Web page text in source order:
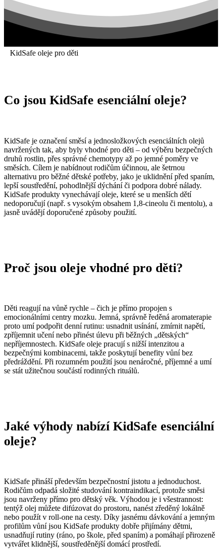
KidSafe oleje pro děti
Co jsou KidSafe esenciální oleje?
KidSafe je označení směsí a jednosložkových esenciálních olejů
navržených tak, aby byly vhodné pro děti – od výběru bezpečných
druhů rostlin, přes správné chemotypy až po jemné poměry ve
směsích. Cílem je nabídnout rodičům účinnou, ale šetrnou
alternativu pro běžné dětské potřeby, jako je uklidnění před spaním,
lepší soustředění, pohodlnější dýchání či podpora dobré nálady.
KidSafe produkty vynechávají oleje, které se u menších dětí
nedoporučují (např. s vysokým obsahem 1,8-cineolu či mentolu), a
jasně uvádějí doporučené způsoby použití.
Proč jsou oleje vhodné pro děti?
Děti reagují na vůně rychle – čich je přímo propojen s
emocionálními centry mozku. Jemná, správně ředěná aromaterapie
proto umí podpořit denní rutinu: usnadnit usínání, zmírnit napětí,
zpříjemnit učení nebo přinést úlevu při běžných „dětských“
nepříjemnostech. KidSafe oleje pracují s nižší intenzitou a
bezpečnými kombinacemi, takže poskytují benefity vůní bez
předráždění. Při rozumném použití jsou nenáročné, příjemné a umí
se stát užitečnou součástí rodinných rituálů.
Jaké výhody nabízí KidSafe esenciální
oleje?
KidSafe přináší především bezpečnostní jistotu a jednoduchost.
Rodičům odpadá složité studování kontraindikací, protože směsi
jsou navrženy přímo pro dětský věk. Výhodou je i všestrannost:
tentýž olej můžete difúzovat do prostoru, nanést zředěný lokálně
nebo použít v roll-one na cesty. Díky jasnému dávkování a jemným
profilům vůní jsou KidSafe produkty dobře přijímány dětmi,
usnadňují rutiny (ráno, po škole, před spaním) a pomáhají přirozeně
vytvářet klidnější, soustředěnější domácí prostředí.